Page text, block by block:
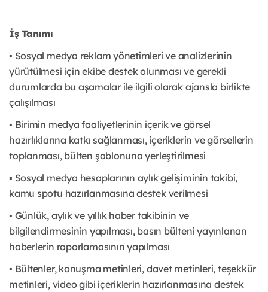
İş Tanımı
▪ Sosyal medya reklam yönetimleri ve analizlerinin
yürütülmesi için ekibe destek olunması ve gerekli
durumlarda bu aşamalar ile ilgili olarak ajansla birlikte
çalışılması
▪ Birimin medya faaliyetlerinin içerik ve görsel
hazırlıklarına katkı sağlanması, içeriklerin ve görsellerin
toplanması, bülten şablonuna yerleştirilmesi
▪ Sosyal medya hesaplarının aylık gelişiminin takibi,
kamu spotu hazırlanmasına destek verilmesi
▪ Günlük, aylık ve yıllık haber takibinin ve
bilgilendirmesinin yapılması, basın bülteni yayınlanan
haberlerin raporlamasının yapılması
▪ Bültenler, konuşma metinleri, davet metinleri, teşekkür
metinleri, video gibi içeriklerin hazırlanmasına destek